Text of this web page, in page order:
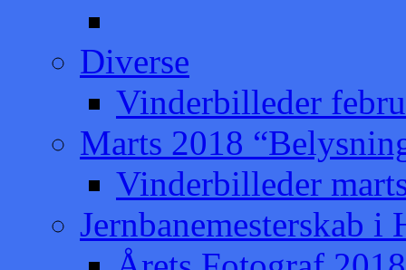
Diverse
Vinderbilleder
Marts 2018
Vinderbilleder
Jernbanemesterskab